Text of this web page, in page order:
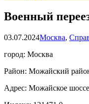
Военный
03.07.2024Москва,
город: Москва
Район: Можайский
Адрес: Можайское